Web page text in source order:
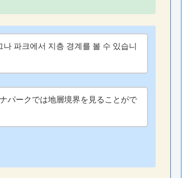
파크에서 지층 경계를 볼 수 있습니
パークでは地層境界を見ることがで